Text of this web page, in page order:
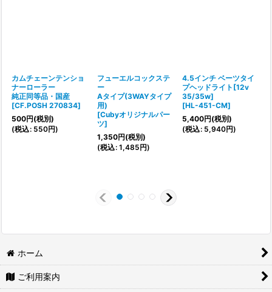
カムチェーンテンショ
ナーローラー
純正同等品・国産
[CF.POSH 270834]
500円(税別)
(税込: 550円)
フューエルコックステ
ー
Aタイプ(3WAYタイプ
用)
[Cubyオリジナルパー
ツ]
1,350円(税別)
(税込: 1,485円)
4.5インチ ベーツタイ
プヘッドライト[12v
35/35w]
[HL-451-CM]
5,400円(税別)
(税込: 5,940円)
ホーム
ご利用案内